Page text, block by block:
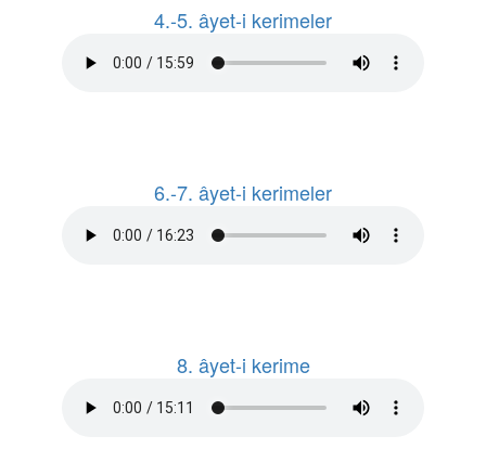
4.-5. âyet-i kerimeler
6.-7. âyet-i kerimeler
8. âyet-i kerime